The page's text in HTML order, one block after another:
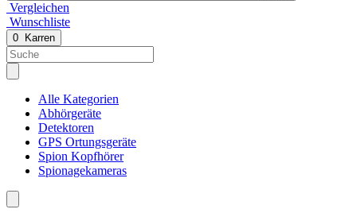
Vergleichen
Wunschliste
0 Karren
Alle Kategorien
Abhörgeräte
Detektoren
GPS Ortungsgeräte
Spion Kopfhörer
Spionagekameras